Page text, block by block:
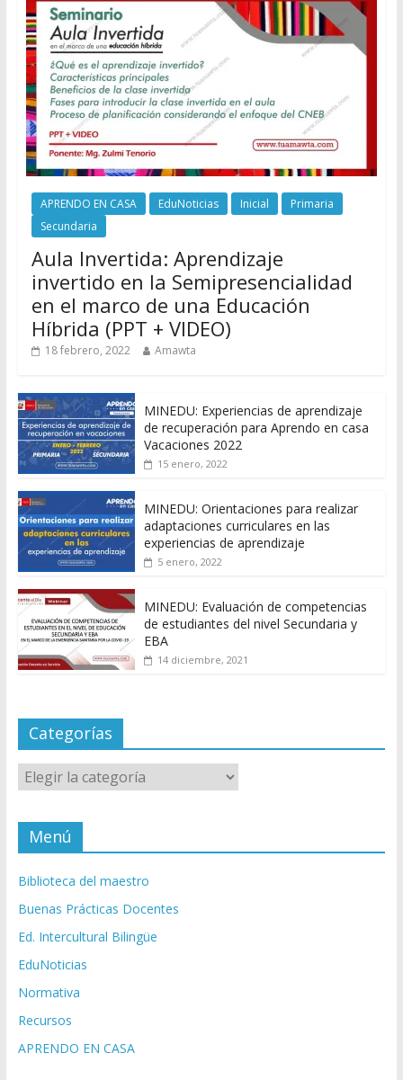
APRENDO EN CASA EduNoticias Inicial
Primaria
Secundaria
Aula Invertida: Aprendizaje
invertido en la Semipresencialidad
en el marco de una Educación
Híbrida (PPT + VIDEO)
18 febrero, 2022 Amawta
MINEDU: Experiencias de aprendizaje
de recuperación para Aprendo en casa
Vacaciones 2022
15 enero, 2022
MINEDU: Orientaciones para realizar
adaptaciones curriculares en las
experiencias de aprendizaje
5 enero, 2022
MINEDU: Evaluación de competencias
de estudiantes del nivel Secundaria y
EBA
14 diciembre, 2021
Categorías
Categorías
Menú
Biblioteca del maestro
Buenas Prácticas Docentes
Ed. Intercultural Bilingüe
EduNoticias
Normativa
Recursos
APRENDO EN CASA